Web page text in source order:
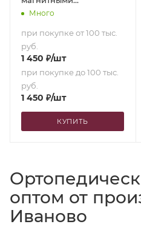
аппликаторами и
(синяя) (50х70)
Много
при покупке от 100 тыс.
руб.
1 450 ₽/шт
при покупке до 100 тыс.
руб.
1 450 ₽/шт
КУПИТЬ
оптом от
Иваново